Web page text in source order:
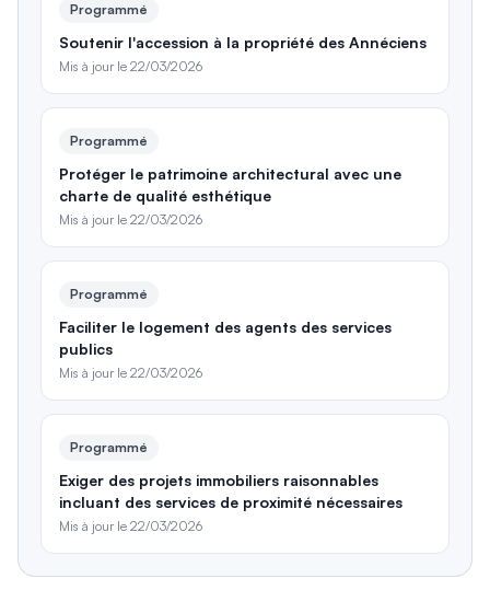
Programmé
Soutenir l'accession à la propriété des Annéciens
Mis à jour le 22/03/2026
Programmé
Protéger le patrimoine architectural avec une
charte de qualité esthétique
Mis à jour le 22/03/2026
Programmé
Faciliter le logement des agents des services
publics
Mis à jour le 22/03/2026
Programmé
Exiger des projets immobiliers raisonnables
incluant des services de proximité nécessaires
Mis à jour le 22/03/2026